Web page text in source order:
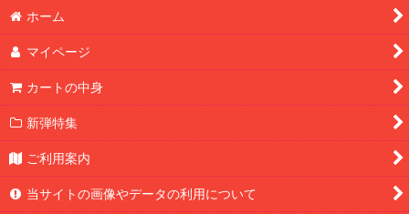
ホーム
マイページ
カートの中身
新弾特集
ご利用案内
当サイトの画像やデータの利用について